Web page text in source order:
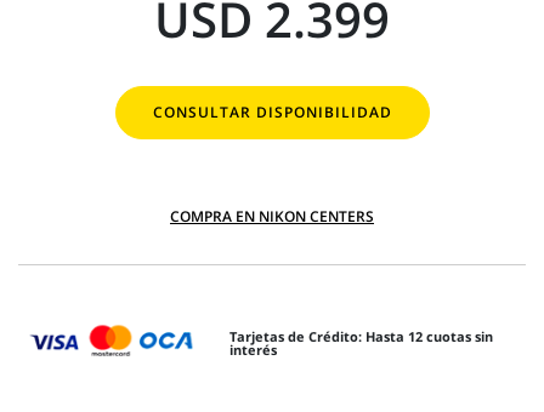
USD 2.399
CONSULTAR DISPONIBILIDAD
COMPRA EN NIKON CENTERS
Tarjetas de Crédito: Hasta 12 cuotas sin
interés